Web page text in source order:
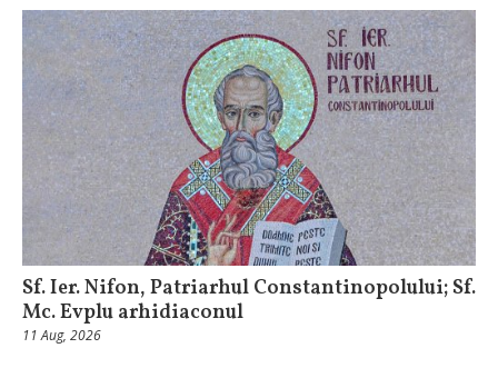
Sf. Ier. Nifon, Patriarhul Constantinopolului; Sf.
Mc. Evplu arhidiaconul
11 Aug, 2026